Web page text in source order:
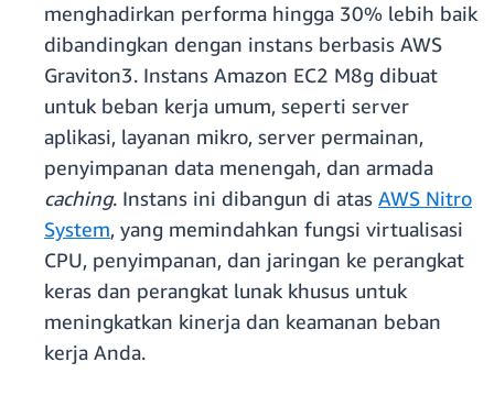
menghadirkan performa hingga 30% lebih baik
dibandingkan dengan instans berbasis AWS
Graviton3. Instans Amazon EC2 M8g dibuat
untuk beban kerja umum, seperti server
aplikasi, layanan mikro, server permainan,
penyimpanan data menengah, dan armada
caching. Instans ini dibangun di atas AWS Nitro
System, yang memindahkan fungsi virtualisasi
CPU, penyimpanan, dan jaringan ke perangkat
keras dan perangkat lunak khusus untuk
meningkatkan kinerja dan keamanan beban
kerja Anda.